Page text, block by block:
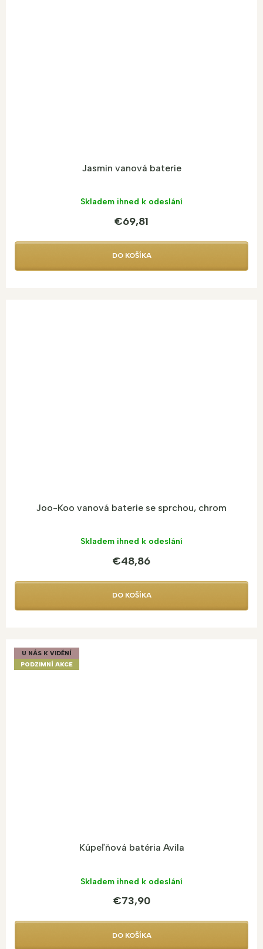
Jasmin vanová baterie
Skladem ihned k odeslání
€69,81
DO KOŠÍKA
Joo-Koo vanová baterie se sprchou, chrom
Skladem ihned k odeslání
€48,86
DO KOŠÍKA
U NÁS K VIDĚNÍ
PODZIMNÍ AKCE
Kúpeľňová batéria Avila
Skladem ihned k odeslání
€73,90
DO KOŠÍKA